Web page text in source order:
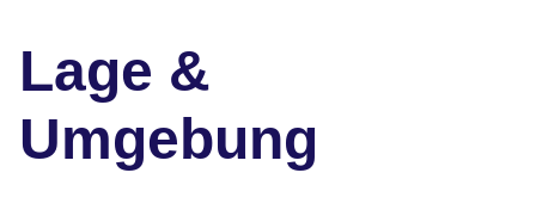
Lage &
Umgebung